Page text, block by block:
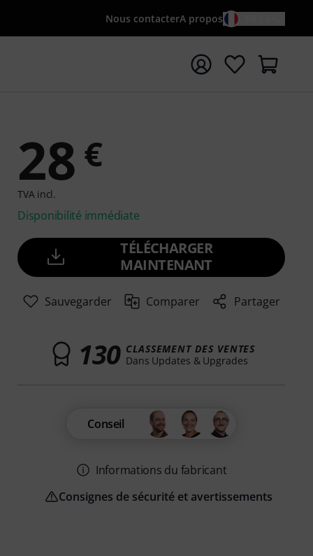
Nous contacterA propos
la recherche avec le terme de recherche
28 €
TVA incl.
Disponibilité immédiate
TÉLÉCHARGER
MAINTENANT
Sauvegarder Comparer Partager
130 CLASSEMENT DES VENTES
Dans Updates & Upgrades
Conseil
Informations du fabricant
Consignes de sécurité et avertissements